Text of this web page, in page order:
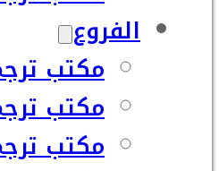
الفروع
مكتب
مكتب
مكتب